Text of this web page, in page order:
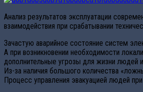
Анализ результатов эксплуатации
взаимодействия при срабатывании
Зачастую аварийное состояние систем
А при возникновении необходимости
дополнительные угрозы для жизни людей
Из-за наличия большого количества
Процесс управления эвакуацией людей